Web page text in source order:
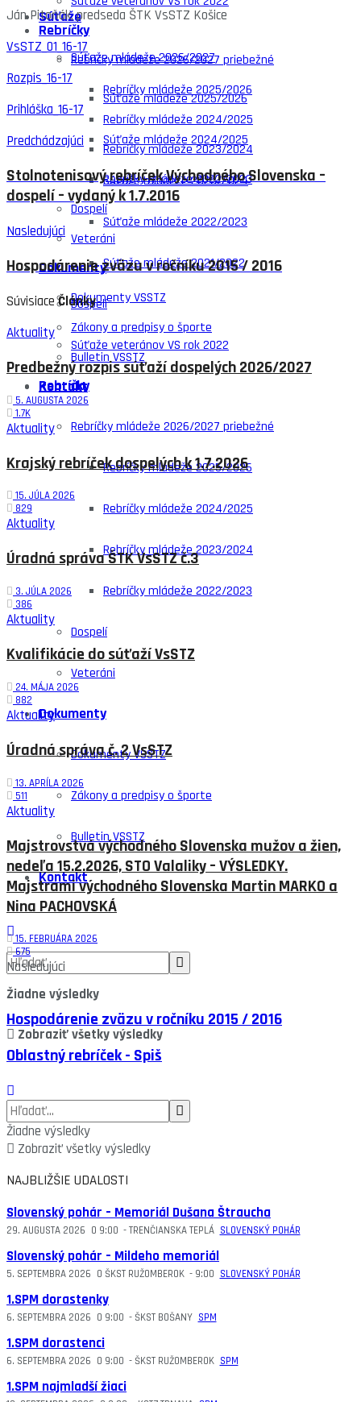
Rebríčky
Rebríčky mládeže 2026/2027 priebežné
Rebríčky mládeže 2025/2026
Rebríčky mládeže 2024/2025
Rebríčky mládeže 2023/2024
Rebríčky mládeže 2022/2023
Dospelí
Veteráni
Dokumenty
Dokumenty VSSTZ
Zákony a predpisy o športe
Bulletin VSSTZ
Kontakt
Súťaže
Súťaže mládeže 2026/2027
Súťaže mládeže 2025/2026
Súťaže mládeže 2024/2025
Súťaže mládeže 2023/2024
Súťaže mládeže 2022/2023
Súťaže mládeže 2021/2022
Dospelí
Súťaže veteránov VS rok 2022
Rebríčky
Rebríčky mládeže 2026/2027 priebežné
Rebríčky mládeže 2025/2026
Rebríčky mládeže 2024/2025
Rebríčky mládeže 2023/2024
Rebríčky mládeže 2022/2023
Dospelí
Veteráni
Dokumenty
Dokumenty VSSTZ
Zákony a predpisy o športe
Bulletin VSSTZ
Kontakt
Žiadne výsledky
Zobraziť všetky výsledky
Ján Pitoňák, predseda ŠTK VsSTZ Košice
VsSTZ_01_16-17
Rozpis_16-17
Prihláška_16-17
Predchádzajúci
Stolnotenisový rebríček Východného Slovenska –
dospelí – vydaný k 1.7.2016
Nasledujúci
Hospodárenie zväzu v ročníku 2015 / 2016
SúvisiaceČlánky
Aktuality
Predbežný rozpis súťaží dospelých 2026/2027
5. AUGUSTA 2026
1.7K
Aktuality
Krajský rebríček dospelých k 1.7.2026
15. JÚLA 2026
829
Aktuality
Úradná správa ŠTK VsSTZ č.3
3. JÚLA 2026
386
Aktuality
Kvalifikácie do súťaží VsSTZ
24. MÁJA 2026
882
Aktuality
Úradná správa č. 2 VsSTZ
13. APRÍLA 2026
511
Aktuality
Majstrovstvá východného Slovenska mužov a žien,
nedeľa 15.2.2026, STO Valaliky – VÝSLEDKY.
Majstrami východného Slovenska Martin MARKO a
Nina PACHOVSKÁ
15. FEBRUÁRA 2026
675
Nasledujúci
Hospodárenie zväzu v ročníku 2015 / 2016
Oblastný rebríček - Spiš
Žiadne výsledky
Zobraziť všetky výsledky
NAJBLIŽŠIE UDALOSTI
Slovenský pohár – Memoriál Dušana Štraucha
29. AUGUSTA 2026 O 9:00 -TRENČIANSKA TEPLÁ SLOVENSKÝ POHÁR
Slovenský pohár – Mildeho memoriál
5. SEPTEMBRA 2026 O ŠKST RUŽOMBEROK - 9:00 SLOVENSKÝ POHÁR
1.SPM dorastenky
6. SEPTEMBRA 2026 O 9:00 - ŠKST BOŠANY SPM
1.SPM dorastenci
6. SEPTEMBRA 2026 O 9:00 - ŠKST RUŽOMBEROK SPM
1.SPM najmladší žiaci